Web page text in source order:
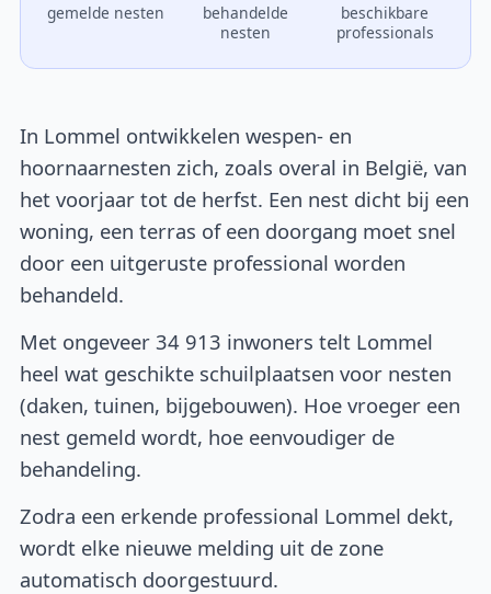
gemelde nesten
behandelde
nesten
beschikbare
professionals
In Lommel ontwikkelen wespen- en
hoornaarnesten zich, zoals overal in België, van
het voorjaar tot de herfst. Een nest dicht bij een
woning, een terras of een doorgang moet snel
door een uitgeruste professional worden
behandeld.
Met ongeveer 34 913 inwoners telt Lommel
heel wat geschikte schuilplaatsen voor nesten
(daken, tuinen, bijgebouwen). Hoe vroeger een
nest gemeld wordt, hoe eenvoudiger de
behandeling.
Zodra een erkende professional Lommel dekt,
wordt elke nieuwe melding uit de zone
automatisch doorgestuurd.